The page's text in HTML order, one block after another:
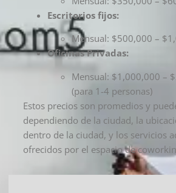
Escritorios fijos:
Mensual: $500,000 –
Oficinas Privadas:
Mensual: $1,000,000 –
(para 1-4 personas)
Estos precios son promedios y
dependiendo de la ciudad, la
dentro de la ciudad, y los servicios
ofrecidos por el espacio de